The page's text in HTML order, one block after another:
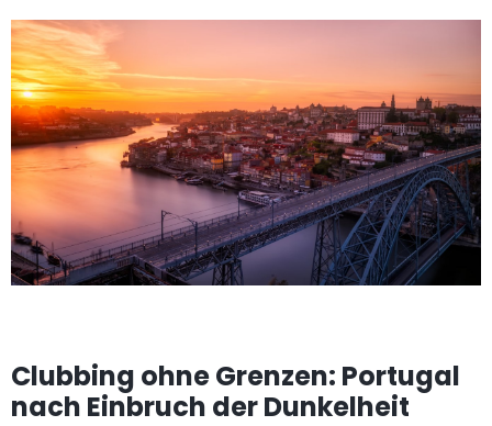
Clubbing ohne Grenzen: Portugal
nach Einbruch der Dunkelheit